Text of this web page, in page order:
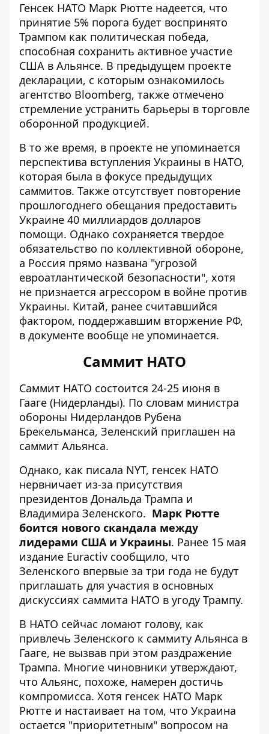
Генсек НАТО Марк Рютте надеется, что
принятие 5% порога будет воспринято
Трампом как политическая победа,
способная сохранить активное участие
США в Альянсе. В предыдущем проекте
декларации, с которым ознакомилось
агентство Bloomberg, также отмечено
стремление устранить барьеры в торговле
оборонной продукцией.
В то же время, в проекте не упоминается
перспектива вступления Украины в НАТО,
которая была в фокусе предыдущих
саммитов. Также отсутствует повторение
прошлогоднего обещания предоставить
Украине 40 миллиардов долларов
помощи. Однако сохраняется твердое
обязательство по коллективной обороне,
а Россия прямо названа "угрозой
евроатлантической безопасности", хотя
не признается агрессором в войне против
Украины. Китай, ранее считавшийся
фактором, поддержавшим вторжение РФ,
в документе вообще не упоминается.
Саммит НАТО
Саммит НАТО состоится 24-25 июня в
Гааге (Нидерланды). По словам министра
обороны Нидерландов Рубена
Брекельманса, Зеленский приглашен на
саммит Альянса.
Однако, как писала NYT, генсек НАТО
нервничает из-за присутствия
президентов Дональда Трампа и
Владимира Зеленского. Марк Рютте
боится нового скандала между
лидерами США и Украины. Ранее 15 мая
издание Euractiv сообщило, что
Зеленского впервые за три года не будут
приглашать для участия в основных
дискуссиях саммита НАТО в угоду Трампу.
В НАТО сейчас ломают голову, как
привлечь Зеленского к саммиту Альянса в
Гааге, не вызвав при этом раздражение
Трампа. Многие чиновники утверждают,
что Альянс, похоже, намерен достичь
компромисса. Хотя генсек НАТО Марк
Рютте и настаивает на том, что Украина
остается "приоритетным" вопросом на